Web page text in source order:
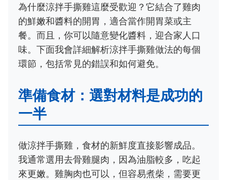
為什麼涼拌手撕雞這麼受歡迎？它結合了雞肉
的鮮嫩和醬料的開胃，適合當作開胃菜或主
餐。而且，你可以隨意變化醬料，迎合家人口
味。下面我會詳細解析涼拌手撕雞做法的每個
環節，包括常見的錯誤和如何避免。
準備食材：選對材料是成功的
一半
做涼拌手撕雞，食材的新鮮度直接影響成品。
我通常選用去骨雞腿肉，因為油脂較多，吃起
來更嫩。雞胸肉也可以，但容易煮柴，需要更